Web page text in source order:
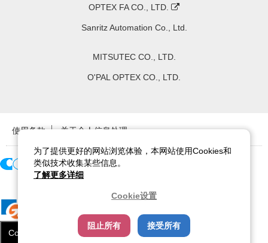
OPTEX FA CO., LTD.
Sanritz Automation Co., Ltd.
MITSUTEC CO., LTD.
O'PAL OPTEX CO., LTD.
使用条款 关于个人信息处理
Cookie设置
为了提供更好的网站浏览体验，本网站使用Cookies和
类似技术收集某些信息。
了解更多详细
Cookie设置
阻止所有 接受所有